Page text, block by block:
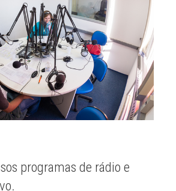
programas de rádio e